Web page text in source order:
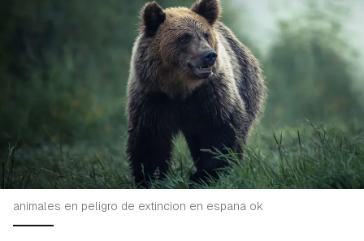
animales en peligro de extincion en espana ok